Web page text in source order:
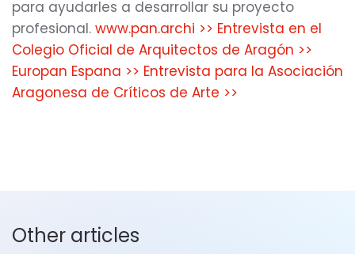
para ayudarles a desarrollar su proyecto
profesional. www.pan.archi >> Entrevista en el
Colegio Oficial de Arquitectos de Aragón >>
Europan Espana >> Entrevista para la Asociación
Aragonesa de Críticos de Arte >>
Other articles